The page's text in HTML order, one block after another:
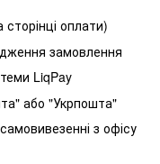
сторінці оплати)
замовлення
LiqPay
або "Укрпошта"
з офісу